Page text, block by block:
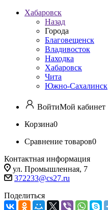
Хабаровск
Назад
Города
Благовещенск
Владивосток
Находка
Хабаровск
Чита
Южно-Сахалинск
ВойтиМой кабинет
Корзина0
Сравнение товаров0
Контактная информация
ул. Промышленная, 7
372233@cs27.ru
Поделиться